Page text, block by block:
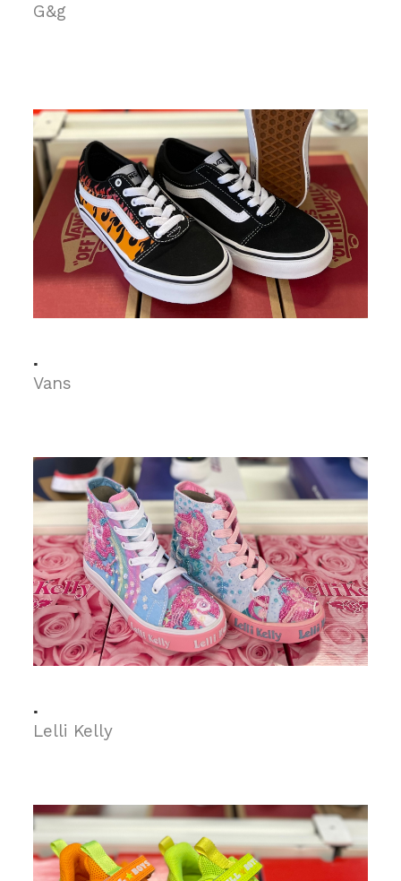
G&g
.
Vans
.
Lelli Kelly